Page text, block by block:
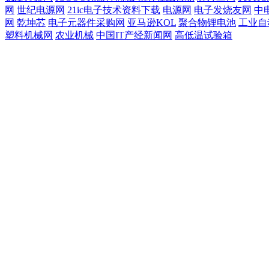
网 世纪电源网 21ic电子技术资料下载 电源网 电子发烧友网 中
网 乾坤芯 电子元器件采购网 亚马逊KOL 聚合物锂电池 工业
塑料机械网 农业机械 中国IT产经新闻网 高低温试验箱